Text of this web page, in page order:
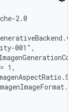
2.0
001",
1,